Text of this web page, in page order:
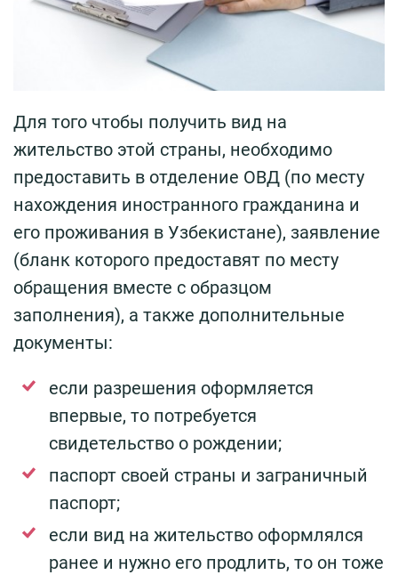
Для того чтобы получить вид на
жительство этой страны, необходимо
предоставить в отделение ОВД (по месту
нахождения иностранного гражданина и
его проживания в Узбекистане), заявление
(бланк которого предоставят по месту
обращения вместе с образцом
заполнения), а также дополнительные
документы:
если разрешения оформляется
впервые, то потребуется
свидетельство о рождении;
паспорт своей страны и заграничный
паспорт;
если вид на жительство оформлялся
ранее и нужно его продлить, то он тоже